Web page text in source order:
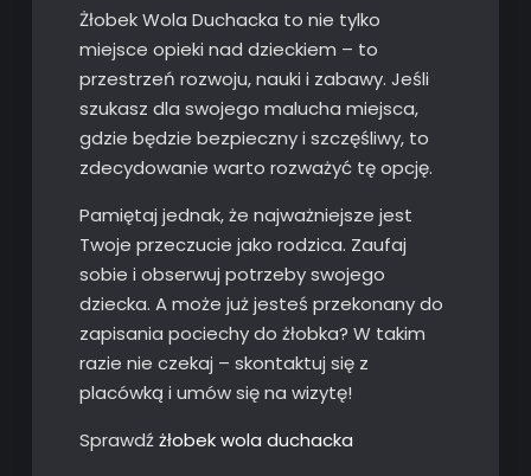
Żłobek Wola Duchacka to nie tylko
miejsce opieki nad dzieckiem – to
przestrzeń rozwoju, nauki i zabawy. Jeśli
szukasz dla swojego malucha miejsca,
gdzie będzie bezpieczny i szczęśliwy, to
zdecydowanie warto rozważyć tę opcję.
Pamiętaj jednak, że najważniejsze jest
Twoje przeczucie jako rodzica. Zaufaj
sobie i obserwuj potrzeby swojego
dziecka. A może już jesteś przekonany do
zapisania pociechy do żłobka? W takim
razie nie czekaj – skontaktuj się z
placówką i umów się na wizytę!
Sprawdźżłobek wola duchacka